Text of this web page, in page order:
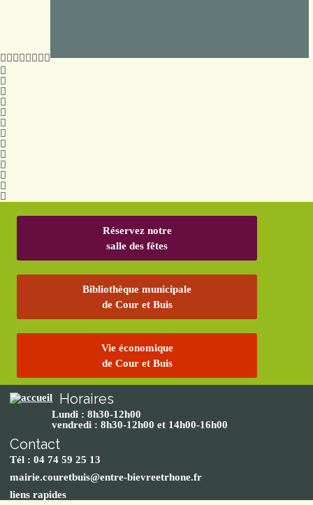
Réservez notre
salle des fêtes
Bibliothèque municipale
de Cour et Buis
Vie économique
de Cour et Buis
Horaires
Lundi : 8h30-12h00
vendredi : 8h30-12h00 et 14h00-16h00
Contact
Tél : 04 74 59 25 13
mairie.couretbuis@entre-bievreetrhone.fr
liens rapides